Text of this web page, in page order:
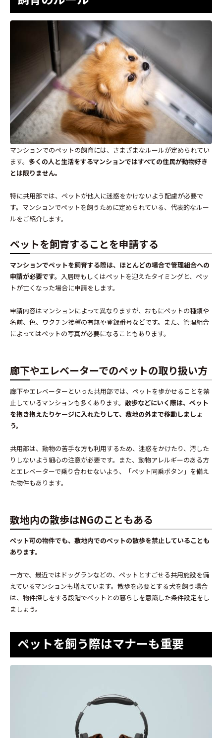
マンションでのペットの飼育には、さまざまなルールが定められてい
ます。 多くの人と生活をするマンションではすべての住民が動物好き
とは限りません。
特に共用部では、ペットが他人に迷惑をかけないよう配慮が必要で
す。マンションでペットを飼うために定められている、代表的なルー
ルをご紹介します。
ペットを飼育することを申請する
マンションでペットを飼育する際は、ほとんどの場合で管理組合への
申請が必要です。 入居時もしくはペットを迎えたタイミングと、ペッ
トが亡くなった場合に申請をします。
申請内容はマンションによって異なりますが、おもにペットの種類や
名前、色、ワクチン接種の有無や登録番号などです。また、管理組合
によってはペットの写真が必要になることもあります。
廊下やエレベーターでのペットの取り扱い方
廊下やエレベーターといった共用部では、ペットを歩かせることを禁
止しているマンションも多くあります。 散歩などにいく際は、ペット
を抱き抱えたりケージに入れたりして、敷地の外まで移動しましょ
う。
共用部は、動物の苦手な方も利用するため、迷惑をかけたり、汚した
りしないよう細心の注意が必要です。また、動物アレルギーのある方
とエレベーターで乗り合わせないよう、「ペット同乗ボタン」を備え
た物件もあります。
敷地内の散歩はNGのこともある
ペット可の物件でも、敷地内でのペットの散歩を禁止していることも
あります。
一方で、最近ではドッグランなどの、ペットとすごせる共用施設を備
えているマンションも増えています。散歩を必要とする犬を飼う場合
は、物件探しをする段階でペットとの暮らしを意識した条件設定をし
ましょう。
ペットを飼う際はマナーも重要